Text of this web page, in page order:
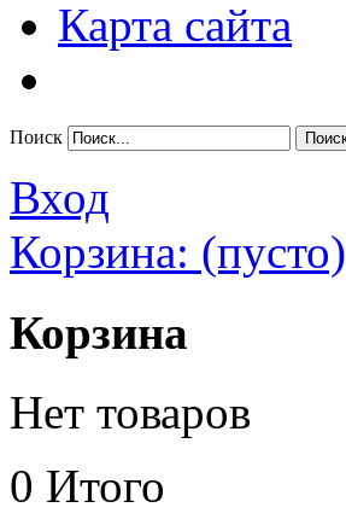
Карта сайта
Поиск
Вход
Корзина: (пусто)
Корзина
Нет товаров
0 Итого